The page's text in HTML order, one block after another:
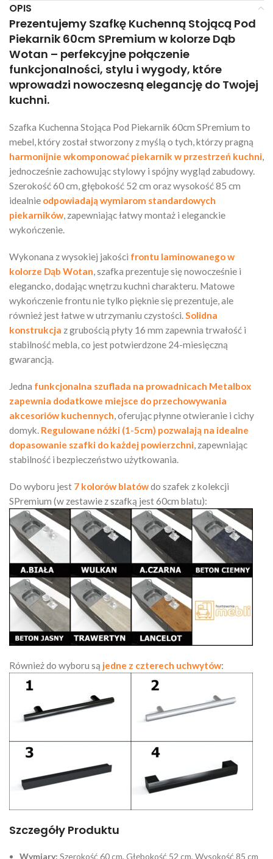
OPIS
Prezentujemy Szafkę Kuchenną Stojącą Pod
Piekarnik 60cm SPremium w kolorze Dąb
Wotan – perfekcyjne połączenie
funkcjonalności, stylu i wygody, które
wprowadzi nowoczesną elegancję do Twojej
kuchni.
Szafka Kuchenna Stojąca Pod Piekarnik 60cm SPremium to
mebel, który został stworzony z myślą o tych, którzy pragną
harmonijnie wkomponować piekarnik w przestrzeń kuchni
jednocześnie zachowując stylowy i spójny wygląd zabudowy.
Szerokość 60 cm, głębokość 52 cm oraz wysokość 85 cm
idealnie odpowiadają wymiarom standardowych
piekarników , zapewniając łatwy montaż i eleganckie
wykończenie.
Wykonana z wysokiej jakości frontu laminowanego w
kolorze Dąb Wotan , szafka prezentuje się nowocześnie i
elegancko, dodając wnętrzu kuchni charakteru. Matowe
wykończenie frontu nie tylko pięknie się prezentuje, ale
również jest łatwe w utrzymaniu czystości. Solidna
konstrukcja z grubością płyty 16 mm zapewnia trwałość i
stabilność mebla, co jest potwierdzone 24-miesięczną
gwarancją.
Jedna funkcjonalna szuflada na prowadnicach Metalbox
zapewnia dodatkowe miejsce do przechowywania
akcesoriów kuchennych , oferując płynne otwieranie i cichy
domyk. Regulowane nóżki (1-5cm) pozwalają na idealne
dopasowanie szafki do każdej powierzchni , zapewniając
stabilność i bezpieczeństwo użytkowania.
Do wyboru jest 7 kolorów blatówdo szafek z kolekcji
SPremium (w zestawie z szafką jest 60cm blatu):
Również do wyboru są jedne z czterech uchwytów:
Szczegóły Produktu
Wymiary: Szerokość 60 cm, Głębokość 52 cm, Wysokość 85 cm